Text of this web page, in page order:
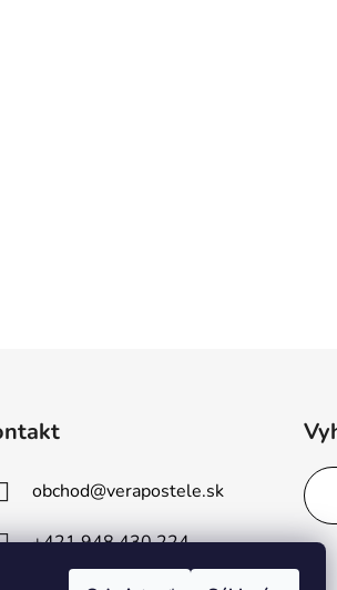
obchod@verapostele.sk
+421 948 430 224